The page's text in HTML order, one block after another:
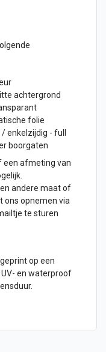
achtergrond
folie
enkelzijdig - full
boorgaten
een afmeting van
andere maat of
ons opnemen via
te sturen
op een
en waterproof